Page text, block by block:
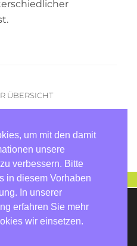
ÜBERSICHT
damit gewonnenen
weiter zu verbessern. Bitte
durch Ihre
um mit den damit
unsere
verbessern. Bitte
in diesem Vorhaben
In unserer
erfahren Sie mehr
wir einsetzen.